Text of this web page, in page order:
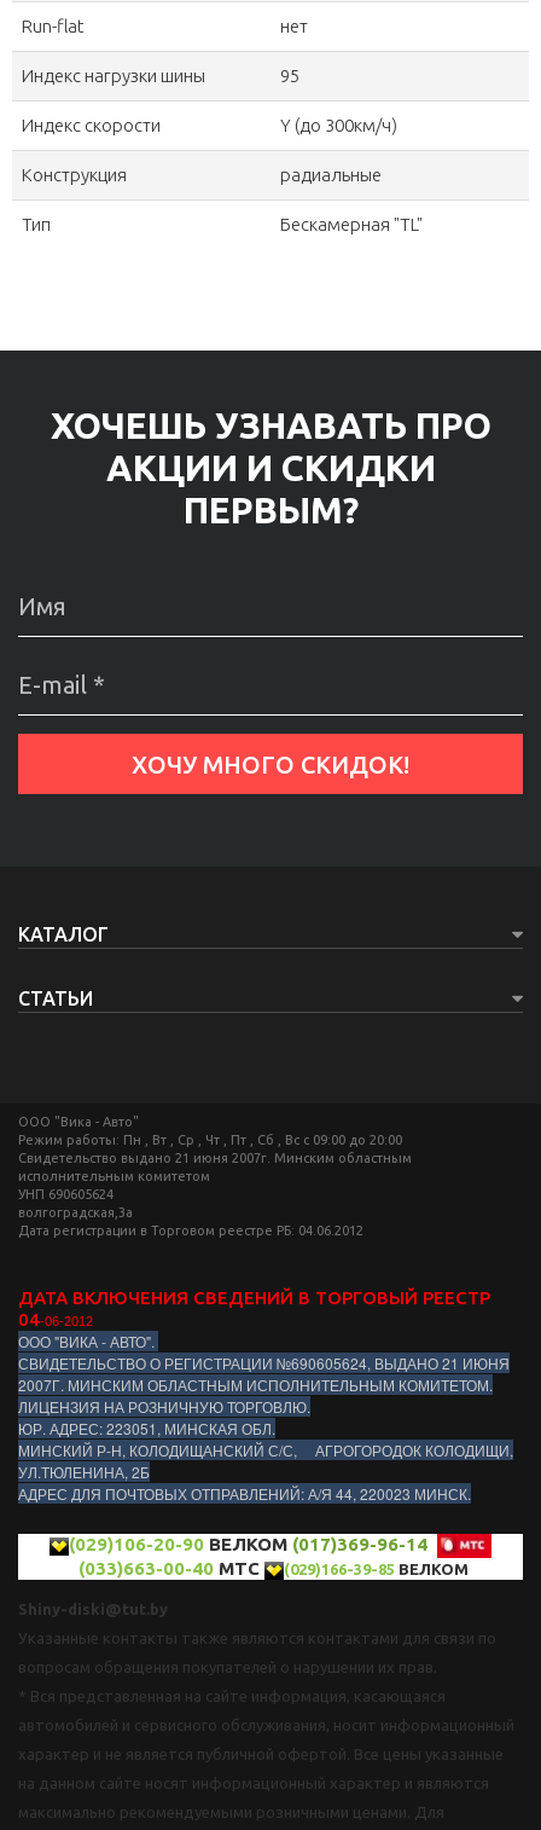
Run-flat нет
Индекс нагрузки шины 95
Индекс скорости Y (до 300км/ч)
Конструкция радиальные
Тип Бескамерная "TL"
ХОЧЕШЬ УЗНАВАТЬ ПРО
АКЦИИ И СКИДКИ
ПЕРВЫМ?
КАТАЛОГ
СТАТЬИ
ООО "Вика - Авто"
Режим работы: Пн , Вт , Ср , Чт , Пт , Сб , Вс c 09:00 до 20:00
Свидетельство выдано 21 июня 2007г. Минским областным
исполнительным комитетом
УНП 690605624
волгоградская,3а
Дата регистрации в Торговом реестре РБ: 04.06.2012
ДАТА ВКЛЮЧЕНИЯ СВЕДЕНИЙ В ТОРГОВЫЙ РЕЕСТР
04-06-2012
ООО "ВИКА - АВТО".
СВИДЕТЕЛЬСТВО О РЕГИСТРАЦИИ №690605624, ВЫДАНО 21 ИЮНЯ
2007Г. МИНСКИМ ОБЛАСТНЫМ ИСПОЛНИТЕЛЬНЫМ КОМИТЕТОМ.
ЛИЦЕНЗИЯ НА РОЗНИЧНУЮ ТОРГОВЛЮ.
ЮР. АДРЕС: 223051, МИНСКАЯ ОБЛ.
МИНСКИЙ Р-Н, КОЛОДИЩАНСКИЙ С/С, АГРОГОРОДОК КОЛОДИЩИ,
УЛ.ТЮЛЕНИНА, 2Б
АДРЕС ДЛЯ ПОЧТОВЫХ ОТПРАВЛЕНИЙ: А/Я 44, 220023 МИНСК.
(029)106-20-90 ВЕЛКОМ (017)369-96-14
(033)663-00-40МТС (029)166-39-85 ВЕЛКОМ
Shiny-diski@tut.by
Указанные контакты также являются контактами для связи по
вопросам обращения покупателей о нарушении их прав.
* Вся представленная на сайте информация, касающаяся
автомобилей и сервисного обслуживания, носит информационный
характер и не является публичной офертой. Все цены указанные
на данном сайте носят информационный характер и являются
максимально рекомендуемыми розничными ценами. Для